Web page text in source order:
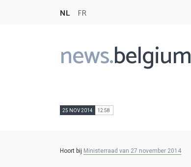
NL FR
news.belgium
Main
navigation
25 NOV 2014 12:58
Hoort bij Ministerraad van 27 november 2014